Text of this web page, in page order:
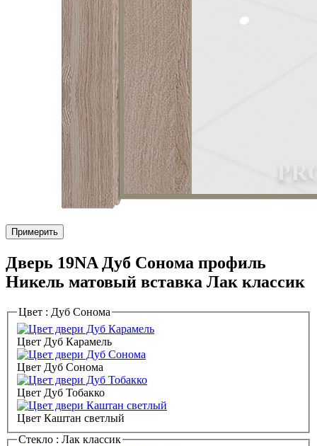
Примерить
Дверь 19NA Дуб Сонома профиль
Никель матовый вставка Лак классик
Цвет : Дуб Сонома
Цвет Дуб Карамель
Цвет Дуб Сонома
Цвет Дуб Тобакко
Цвет Каштан светлый
Стекло : Лак классик